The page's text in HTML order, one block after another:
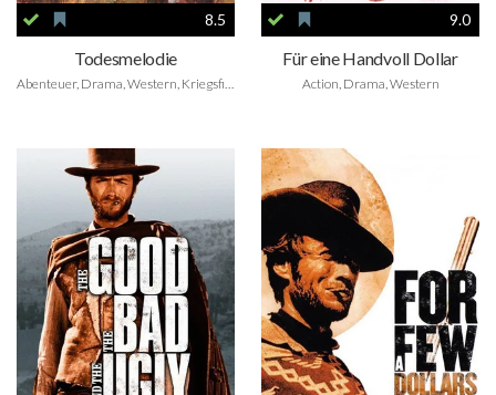
8.5
Todesmelodie
9.0
Für eine Handvoll Dollar
Action, Drama, Western